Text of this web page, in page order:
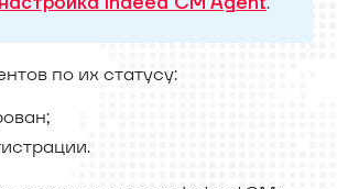
по их статусу: